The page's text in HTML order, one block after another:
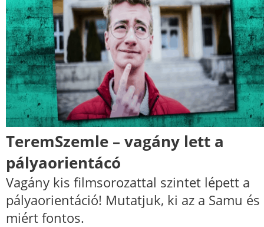
TeremSzemle – vagány lett a
pályaorientácó
Vagány kis filmsorozattal szintet lépett a
pályaorientáció! Mutatjuk, ki az a Samu és
miért fontos.